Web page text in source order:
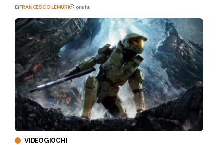
DiFRANCESCO LEMURI 1 ora fa
VIDEOGIOCHI